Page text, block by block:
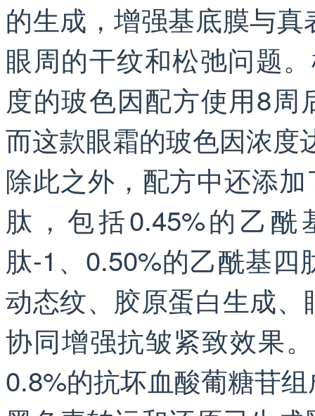
的生成，增强基底膜与
眼周的干纹和松弛问题
度的玻色因配方使用8周
而这款眼霜的玻色因浓度
除此之外，配方中还添
肽，包括0.45%的乙
肽-1、0.50%的乙酰基
动态纹、胶原蛋白生成
协同增强抗皱紧致效果
0.8%的抗坏血酸葡糖苷